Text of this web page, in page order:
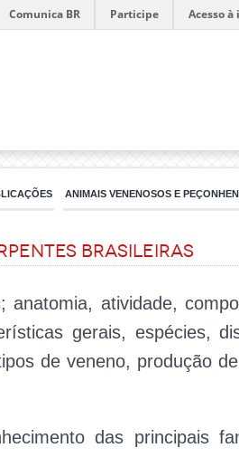
Comunica BR Participe Acesso
ANIMAIS VENENOSOS E
brasileiras
anatomia, atividade,
gerais, espécies,
de veneno, produção
das principais